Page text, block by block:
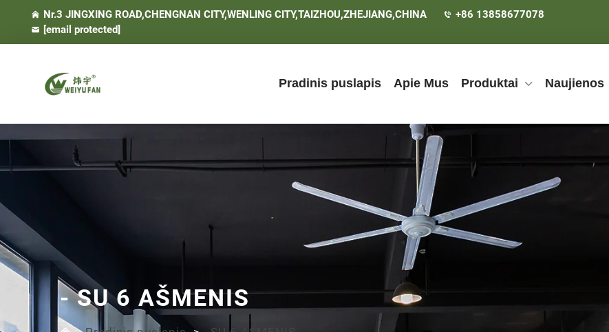
Nr.3 JINGXING ROAD,CHENGNAN CITY,WENLING CITY,TAIZHOU,ZHEJIANG,CHINA
+86 13858677078
[email protected]
Pradinis puslapis Apie Mus Produktai Naujienos
- SU 6 AŠMENIS